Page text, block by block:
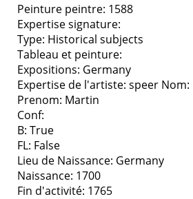
Peinture peintre: 1588
Expertise signature:
Type: Historical subjects
Tableau et peinture:
Expositions: Germany
Expertise de l'artiste: speer Nom:
Prenom: Martin
Conf:
B: True
FL: False
Lieu de Naissance: Germany
Naissance: 1700
Fin d'activité: 1765